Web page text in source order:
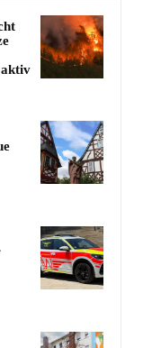
aktiv